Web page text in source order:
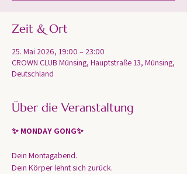
Zeit & Ort
25. Mai 2026, 19:00 – 23:00
CROWN CLUB Münsing, Hauptstraße 13, Münsing,
Deutschland
Über die Veranstaltung
✨ MONDAY GONG✨
Dein Montagabend.
Dein Körper lehnt sich zurück.